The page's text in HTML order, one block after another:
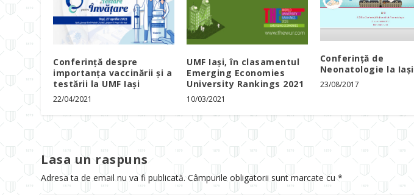
Conferință despre
importanța vaccinării și a
testării la UMF Iași
22/04/2021
UMF Iași, în clasamentul
Emerging Economies
University Rankings 2021
10/03/2021
Conferință de
Neonatologie la Iași
23/08/2017
Lasa un raspuns
Adresa ta de email nu va fi publicată. Câmpurile obligatorii sunt marcate cu*